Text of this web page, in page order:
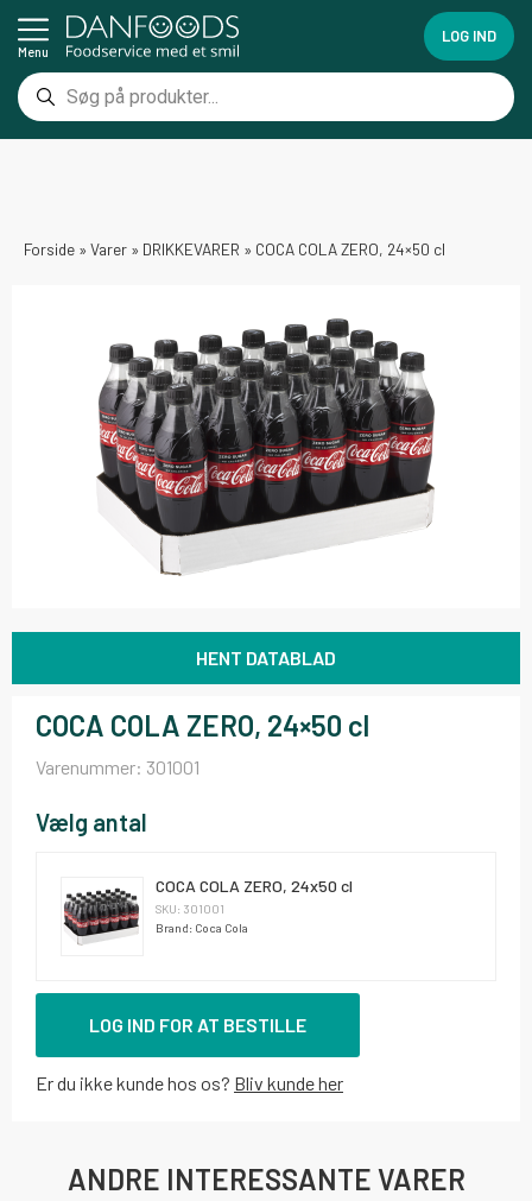
Menu
LOG IND
Forside » Varer » DRIKKEVARER » COCA COLA ZERO, 24×50 cl
HENT DATABLAD
COCA COLA ZERO, 24×50 cl
Varenummer: 301001
Vælg antal
COCA COLA ZERO, 24x50 cl
SKU: 301001
Brand: Coca Cola
LOG IND FOR AT BESTILLE
Er du ikke kunde hos os? Bliv kunde her
ANDRE INTERESSANTE VARER